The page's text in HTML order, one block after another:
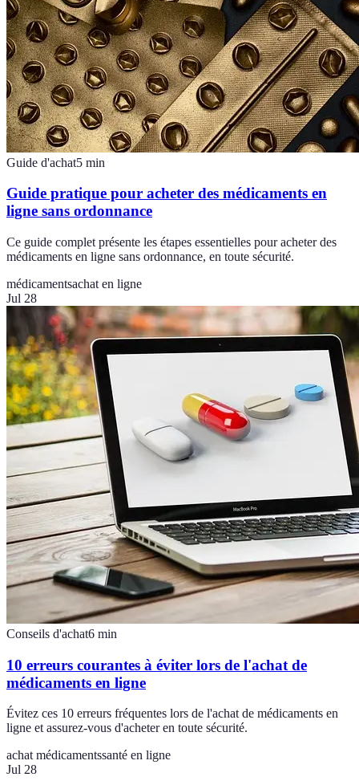
Guide d'achat5 min
Guide pratique pour acheter des médicaments en
ligne sans ordonnance
Ce guide complet présente les étapes essentielles pour acheter des
médicaments en ligne sans ordonnance, en toute sécurité.
médicamentsachat en ligne
Jul 28
Conseils d'achat6 min
10 erreurs courantes à éviter lors de l'achat de
médicaments en ligne
Évitez ces 10 erreurs fréquentes lors de l'achat de médicaments en
ligne et assurez-vous d'acheter en toute sécurité.
achat médicamentssanté en ligne
Jul 28